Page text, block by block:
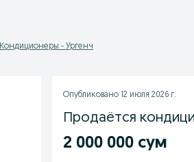
Кондиционеры - Ургенч
Опубликовано 12 июля 2026 г.
Продаётся
2 000 000 сум